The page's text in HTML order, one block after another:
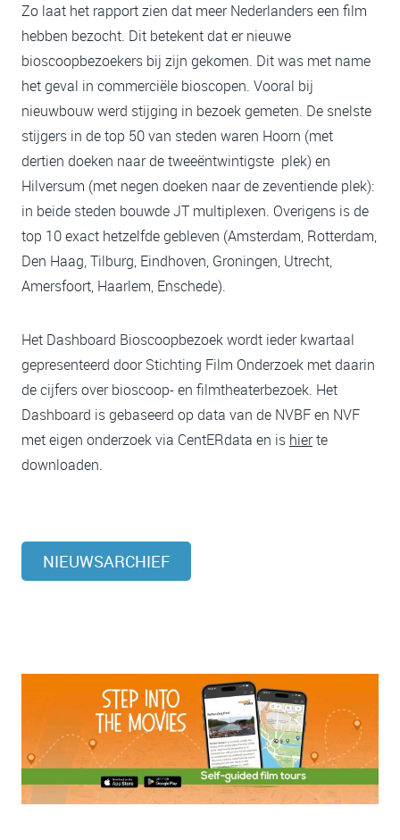
Zo laat het rapport zien dat meer Nederlanders een film
hebben bezocht. Dit betekent dat er nieuwe
bioscoopbezoekers bij zijn gekomen. Dit was met name
het geval in commerciële bioscopen. Vooral bij
nieuwbouw werd stijging in bezoek gemeten. De snelste
stijgers in de top 50 van steden waren Hoorn (met
dertien doeken naar de tweeëntwintigste plek) en
Hilversum (met negen doeken naar de zeventiende plek):
in beide steden bouwde JT multiplexen. Overigens is de
top 10 exact hetzelfde gebleven (Amsterdam, Rotterdam,
Den Haag, Tilburg, Eindhoven, Groningen, Utrecht,
Amersfoort, Haarlem, Enschede).
Het Dashboard Bioscoopbezoek wordt ieder kwartaal
gepresenteerd door Stichting Film Onderzoek met daarin
de cijfers over bioscoop- en filmtheaterbezoek. Het
Dashboard is gebaseerd op data van de NVBF en NVF
met eigen onderzoek via CentERdata en is hierte
downloaden.
NIEUWSARCHIEF